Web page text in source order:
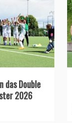
das Double
2026